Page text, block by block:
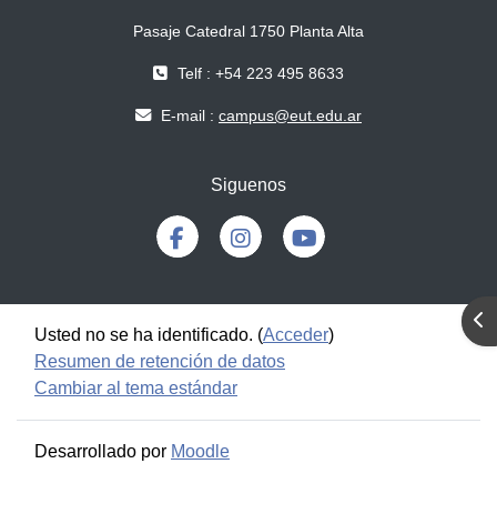
Pasaje Catedral 1750 Planta Alta
Telf : +54 223 495 8633
E-mail : campus@eut.edu.ar
Siguenos
Usted no se ha identificado. (Acceder)
Resumen de retención de datos
Cambiar al tema estándar
Desarrollado por Moodle